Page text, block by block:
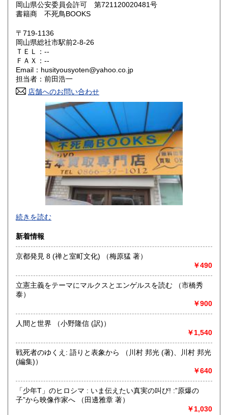
滋賀県 300円
大阪府 300円
奈良県
鳥取県
300円 広島県
300円 徳島県
300円 愛媛県
300円 福岡県
300円 長崎県
熊本県
宮崎県
沖縄県 300円
岡山県公安委員会許可 第721120020481号
書籍商 不死鳥BOOKS
〒719-1136
岡山県総社市駅前2-8-26
ＴＥＬ：--
ＦＡＸ：--
Email：husityousyoten@yahoo.co.jp
担当者：前田浩一
店舗へのお問い合わせ
不死鳥BOOKSでは、書籍だけでなくCD、DVD、レコード、
ゲーム、おもちゃ、骨董品まであらゆるものの買い取りがで
にお問い合わせください。出張費は、無料です。
沿線名：伯備線・桃太郎線(吉備線)
営業時間：9時から17時
定休日：年中無休
不死鳥BOOKSでは、書籍だけでなくCD、DVD、レコード、
ゲーム、おもちゃ、骨董品まであらゆるものの買い取りがで
にお問い合わせください。出張費は、無料です。
哲学宗教、歴史、社会科学、自然科学、美術工芸、趣味、外
国書、サブカルチャー、古書一般（その他）
オールジャンル
続きを読む
新着情報
京都発見 8 (禅と室町文化) （梅原猛 著）
￥490
立憲主義をテーマにマルクスとエンゲルスを読む （市橋秀
泰）
￥900
人間と世界 （小野隆信 (訳)）
￥1,540
戦死者のゆくえ: 語りと表象から （川村 邦光 (著)、川村 邦光
(編集)）
￥640
「少年T」のヒロシマ : いま伝えたい真実の叫び! :”原爆の
子”から映像作家へ （田邊雅章 著）
￥1,030